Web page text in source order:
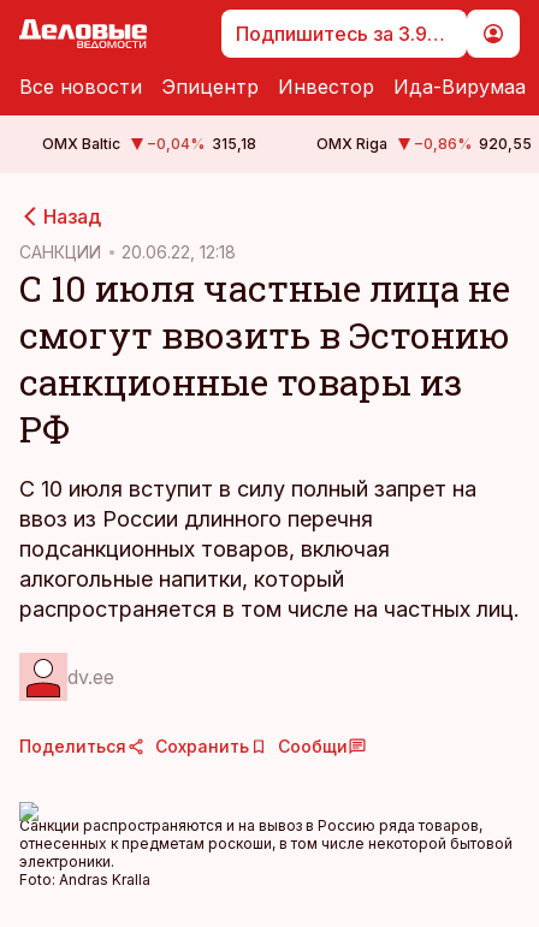
Подпишитесь за 3.99 €
Все новости Эпицентр Инвестор Ида-Вирумаа
OMX Baltic −0,04% 315,18 OMX Riga −0,86% 920,55
Назад
САНКЦИИ 20.06.22, 12:18
С 10 июля частные лица не
смогут ввозить в Эстонию
санкционные товары из
РФ
C 10 июля вступит в силу полный запрет на
ввоз из России длинного перечня
подсанкционных товаров, включая
алкогольные напитки, который
распространяется в том числе на частных лиц.
dv.ee
Поделиться Сохранить Сообщи
Санкции распространяются и на вывоз в Россию ряда товаров,
отнесенных к предметам роскоши, в том числе некоторой бытовой
электроники.
Foto: Andras Kralla